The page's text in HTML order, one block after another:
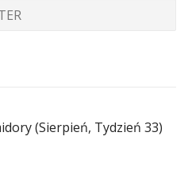
(Sierpień, Tydzień 33)